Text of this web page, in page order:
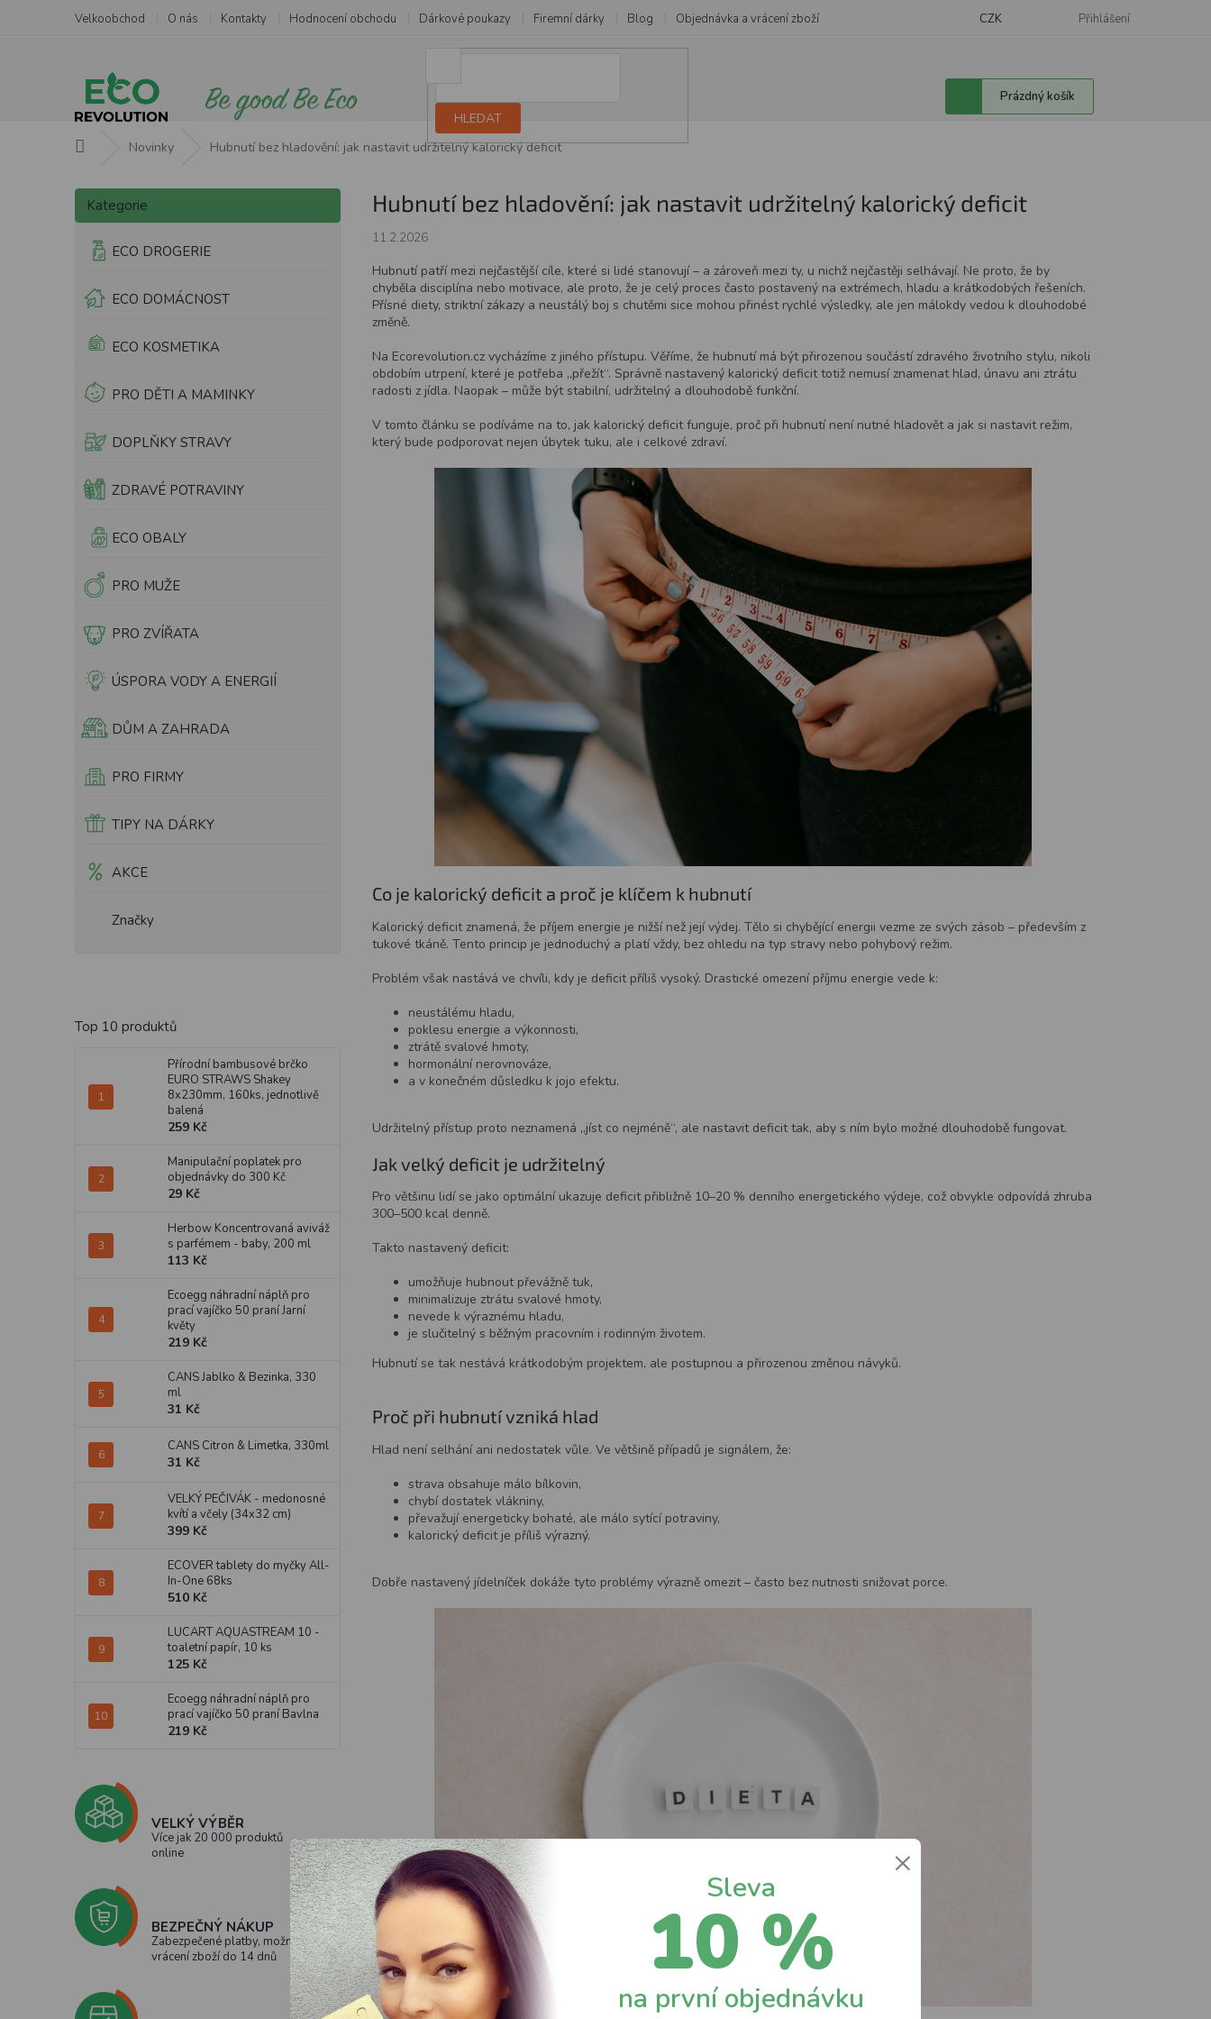
Velkoobchod O nás Kontakty Hodnocení obchodu Dárkové poukazy Firemní dárky Blog Objednávka a vrácení zboží CZK Přihlášení
HLEDAT
Nákupní
košík
Prázdný košík
Novinky Hubnutí bez hladovění: jak nastavit udržitelný kalorický deficit
P
s
Přeskočit
kategorie
Kategorie
ECO DROGERIE
ECO DOMÁCNOST
ECO KOSMETIKA
PRO DĚTI A MAMINKY
DOPLŇKY STRAVY
ZDRAVÉ POTRAVINY
ECO OBALY
PRO MUŽE
PRO ZVÍŘATA
ÚSPORA VODY A ENERGIÍ
DŮM A ZAHRADA
PRO FIRMY
TIPY NA DÁRKY
AKCE
Značky
Top 10 produktů
Přírodní bambusové brčko
EURO STRAWS Shakey
8x230mm, 160ks, jednotlivě
balená
259 Kč
Manipulační poplatek pro
objednávky do 300 Kč
29 Kč
Herbow Koncentrovaná aviváž
s parfémem - baby, 200 ml
113 Kč
Ecoegg náhradní náplň pro
prací vajíčko 50 praní Jarní
květy
219 Kč
CANS Jablko & Bezinka, 330
ml
31 Kč
CANS Citron & Limetka, 330ml
31 Kč
VELKÝ PEČIVÁK - medonosné
kvítí a včely (34x32 cm)
399 Kč
ECOVER tablety do myčky All-
In-One 68ks
510 Kč
LUCART AQUASTREAM 10 -
toaletní papír, 10 ks
125 Kč
Ecoegg náhradní náplň pro
prací vajíčko 50 praní Bavlna
219 Kč
VELKÝ VÝBĚR
Více jak 20 000 produktů
online
BEZPEČNÝ NÁKUP
Zabezpečené platby, možnost
vrácení zboží do 14 dnů
Hubnutí bez hladovění: jak nastavit udržitelný kalorický deficit
11.2.2026
Hubnutí patří mezi nejčastější cíle, které si lidé stanovují – a zároveň mezi ty, u nichž nejčastěji selhávají. Ne proto, že by
chyběla disciplína nebo motivace, ale proto, že je celý proces často postavený na extrémech, hladu a krátkodobých řešeních.
Přísné diety, striktní zákazy a neustálý boj s chutěmi sice mohou přinést rychlé výsledky, ale jen málokdy vedou k dlouhodobé
změně.
Na Ecorevolution.cz vycházíme z jiného přístupu. Věříme, že hubnutí má být přirozenou součástí zdravého životního stylu, nikoli
obdobím utrpení, které je potřeba „přežít“. Správně nastavený kalorický deficit totiž nemusí znamenat hlad, únavu ani ztrátu
radosti z jídla. Naopak – může být stabilní, udržitelný a dlouhodobě funkční.
V tomto článku se podíváme na to, jak kalorický deficit funguje, proč při hubnutí není nutné hladovět a jak si nastavit režim,
který bude podporovat nejen úbytek tuku, ale i celkové zdraví.
Co je kalorický deficit a proč je klíčem k hubnutí
Kalorický deficit znamená, že příjem energie je nižší než její výdej. Tělo si chybějící energii vezme ze svých zásob – především z
tukové tkáně. Tento princip je jednoduchý a platí vždy, bez ohledu na typ stravy nebo pohybový režim.
Problém však nastává ve chvíli, kdy je deficit příliš vysoký. Drastické omezení příjmu energie vede k:
neustálému hladu,
poklesu energie a výkonnosti,
ztrátě svalové hmoty,
hormonální nerovnováze,
a v konečném důsledku k jojo efektu.
Udržitelný přístup proto neznamená „jíst co nejméně“, ale nastavit deficit tak, aby s ním bylo možné dlouhodobě fungovat.
Jak velký deficit je udržitelný
Pro většinu lidí se jako optimální ukazuje deficit přibližně 10–20 % denního energetického výdeje, což obvykle odpovídá zhruba
300–500 kcal denně.
Takto nastavený deficit:
umožňuje hubnout převážně tuk,
minimalizuje ztrátu svalové hmoty,
nevede k výraznému hladu,
je slučitelný s běžným pracovním i rodinným životem.
Hubnutí se tak nestává krátkodobým projektem, ale postupnou a přirozenou změnou návyků.
Proč při hubnutí vzniká hlad
Hlad není selhání ani nedostatek vůle. Ve většině případů je signálem, že:
strava obsahuje málo bílkovin,
chybí dostatek vlákniny,
převažují energeticky bohaté, ale málo sytící potraviny,
kalorický deficit je příliš výrazný.
Dobře nastavený jídelníček dokáže tyto problémy výrazně omezit – často bez nutnosti snižovat porce.
×
Sleva
10 %
na první objednávku